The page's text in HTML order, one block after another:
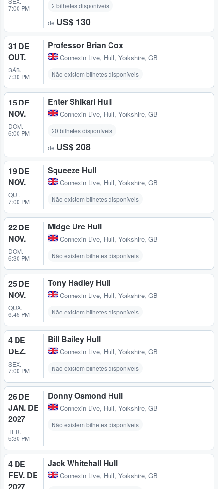
7:00 PM
2 bilhetes disponíveis
de US$ 130
31 DE
OUT.
SÁB.
7:30 PM
Professor Brian Cox
Connexin Live, Hull, Yorkshire, GB
Não existem bilhetes disponíveis
15 DE
NOV.
DOM.
6:00 PM
Enter Shikari Hull
Connexin Live, Hull, Yorkshire, GB
20 bilhetes disponíveis
de US$ 208
19 DE
NOV.
QUI.
7:00 PM
Squeeze Hull
Connexin Live, Hull, Yorkshire, GB
Não existem bilhetes disponíveis
22 DE
NOV.
DOM.
6:30 PM
Midge Ure Hull
Connexin Live, Hull, Yorkshire, GB
Não existem bilhetes disponíveis
25 DE
NOV.
QUA.
6:45 PM
Tony Hadley Hull
Connexin Live, Hull, Yorkshire, GB
Não existem bilhetes disponíveis
4 DE
DEZ.
SEX.
7:00 PM
Bill Bailey Hull
Connexin Live, Hull, Yorkshire, GB
Não existem bilhetes disponíveis
26 DE
JAN. DE
2027
TER.
6:30 PM
Donny Osmond Hull
Connexin Live, Hull, Yorkshire, GB
Não existem bilhetes disponíveis
4 DE
FEV. DE
2027
Jack Whitehall Hull
Connexin Live, Hull, Yorkshire, GB